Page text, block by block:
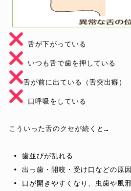
口呼吸をしている
• 歯並びが乱れる
• 出っ歯・開咬・受け口などの原
• 口が開きやすくなり、虫歯や風